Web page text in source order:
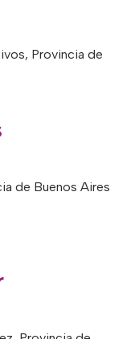
Provincia de
de Buenos Aires